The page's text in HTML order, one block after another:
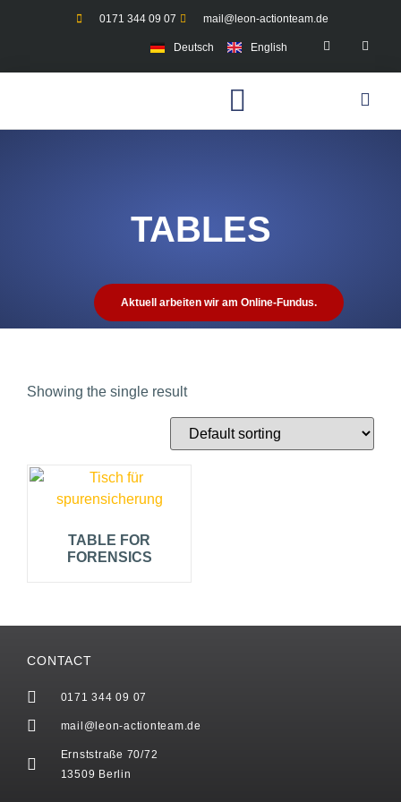
0171 344 09 07 mail@leon-actionteam.de
Deutsch English
TABLES
Aktuell arbeiten wir am Online-Fundus.
Showing the single result
TABLE FOR
FORENSICS
CONTACT
0171 344 09 07
mail@leon-actionteam.de
Ernststraße 70/72
13509 Berlin